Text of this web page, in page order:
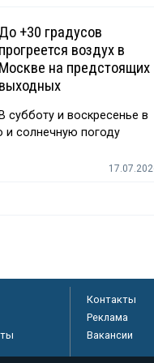
До +30 градусов
прогреется воздух в
Москве на предстоящих
выходных
В субботу и воскресенье в
солнечную погоду
Контакты
Реклама
Вакансии